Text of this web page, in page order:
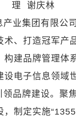
理 谢庆林
产业集团有限公
术、打造冠军产
构建品牌管理体
电子信息领域
领品牌建设。聚
，制定实施